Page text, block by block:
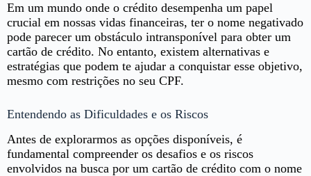
Em um mundo onde o crédito desempenha um papel
crucial em nossas vidas financeiras, ter o nome negativado
pode parecer um obstáculo intransponível para obter um
cartão de crédito. No entanto, existem alternativas e
estratégias que podem te ajudar a conquistar esse objetivo,
mesmo com restrições no seu CPF.
Entendendo as Dificuldades e os Riscos
Antes de explorarmos as opções disponíveis, é
fundamental compreender os desafios e os riscos
envolvidos na busca por um cartão de crédito com o nome